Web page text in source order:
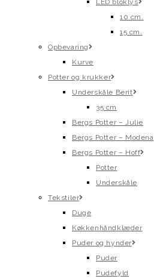
LED bloklys
10 cm.
15 cm.
Opbevaring
Kurve
Potter og krukker
Underskåle Berit
35 cm
Bergs Potter – Julie
Bergs Potter – Modena
Bergs Potter – Hoff
Potter
Underskåle
Tekstiler
Duge
Køkkenhåndklæder
Puder og hynder
Puder
Pudefyld